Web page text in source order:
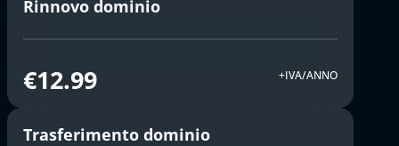
Rinnovo dominio
€12.99 +IVA/ANNO
Trasferimento dominio